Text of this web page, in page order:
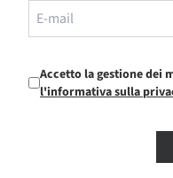
Accetto la gestione dei
l'informativa sulla